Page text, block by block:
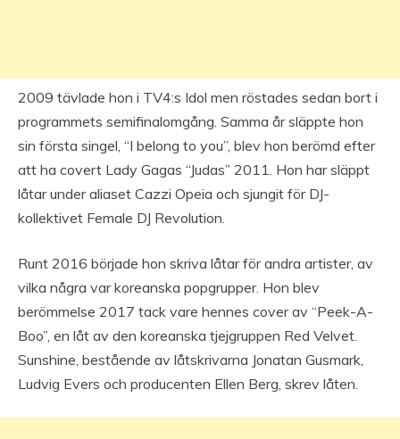
2009 tävlade hon i TV4:s Idol men röstades sedan bort i
programmets semifinalomgång. Samma år släppte hon
sin första singel, “I belong to you”, blev hon berömd efter
att ha covert Lady Gagas “Judas” 2011. Hon har släppt
låtar under aliaset Cazzi Opeia och sjungit för DJ-
kollektivet Female DJ Revolution.
Runt 2016 började hon skriva låtar för andra artister, av
vilka några var koreanska popgrupper. Hon blev
berömmelse 2017 tack vare hennes cover av “Peek-A-
Boo”, en låt av den koreanska tjejgruppen Red Velvet.
Sunshine, bestående av låtskrivarna Jonatan Gusmark,
Ludvig Evers och producenten Ellen Berg, skrev låten.